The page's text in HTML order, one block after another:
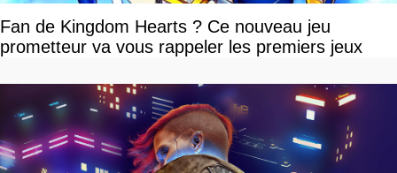
Fan de Kingdom Hearts ? Ce nouveau jeu
prometteur va vous rappeler les premiers jeux